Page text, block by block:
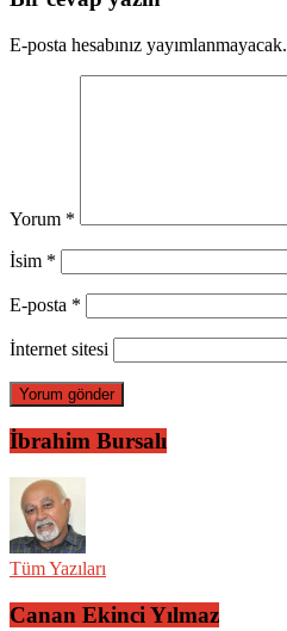
E-posta hesabınız yayımlanmayacak.
Yorum *
İsim *
E-posta *
İnternet sitesi
İbrahim Bursalı
Tüm Yazıları
Canan Ekinci Yılmaz